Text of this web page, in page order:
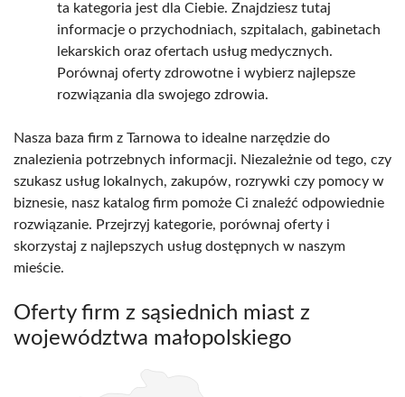
ta kategoria jest dla Ciebie. Znajdziesz tutaj
informacje o przychodniach, szpitalach, gabinetach
lekarskich oraz ofertach usług medycznych.
Porównaj oferty zdrowotne i wybierz najlepsze
rozwiązania dla swojego zdrowia.
Nasza baza firm z Tarnowa to idealne narzędzie do
znalezienia potrzebnych informacji. Niezależnie od tego, czy
szukasz usług lokalnych, zakupów, rozrywki czy pomocy w
biznesie, nasz katalog firm pomoże Ci znaleźć odpowiednie
rozwiązanie. Przejrzyj kategorie, porównaj oferty i
skorzystaj z najlepszych usług dostępnych w naszym
mieście.
Oferty firm z sąsiednich miast z
województwa małopolskiego